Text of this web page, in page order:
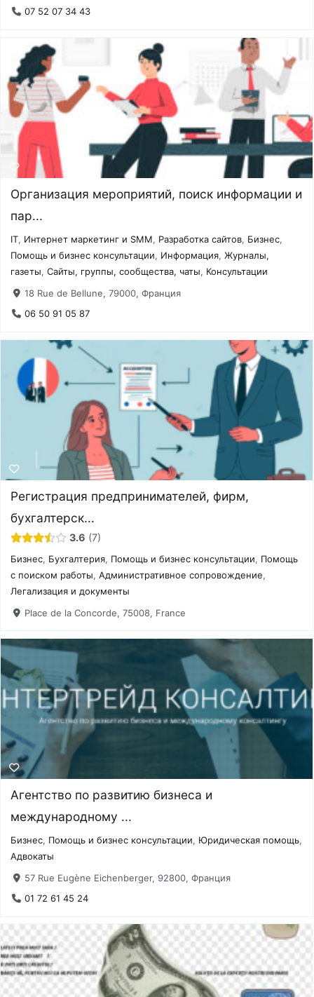
07 52 07 34 43
Организация мероприятий, поиск информации и
пар...
IT, Интернет маркетинг и SMM, Разработка сайтов, Бизнес,
Помощь и бизнес консультации, Информация,Журналы,
газеты,Сайты, группы, сообщества, чаты, Консультации
18 Rue de Bellune, 79000, Франция
06 50 91 05 87
Регистрация предпринимателей, фирм,
бухгалтерск...
3.6 7
Бизнес, Бухгалтерия, Помощь и бизнес консультации, Помощь
с поиском работы,Административное сопровождение,
Легализация и документы
Place de la Concorde, 75008, France
Агентство по развитию бизнеса и
международному ...
Бизнес, Помощь и бизнес консультации, Юридическая помощь,
Адвокаты
57 Rue Eugène Eichenberger, 92800, Франция
01 72 61 45 24